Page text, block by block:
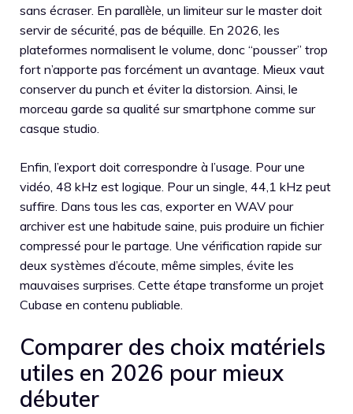
sans écraser. En parallèle, un limiteur sur le master doit
servir de sécurité, pas de béquille. En 2026, les
plateformes normalisent le volume, donc “pousser” trop
fort n’apporte pas forcément un avantage. Mieux vaut
conserver du punch et éviter la distorsion. Ainsi, le
morceau garde sa qualité sur smartphone comme sur
casque studio.
Enfin, l’export doit correspondre à l’usage. Pour une
vidéo, 48 kHz est logique. Pour un single, 44,1 kHz peut
suffire. Dans tous les cas, exporter en WAV pour
archiver est une habitude saine, puis produire un fichier
compressé pour le partage. Une vérification rapide sur
deux systèmes d’écoute, même simples, évite les
mauvaises surprises. Cette étape transforme un projet
Cubase en contenu publiable.
Comparer des choix matériels
utiles en 2026 pour mieux
débuter